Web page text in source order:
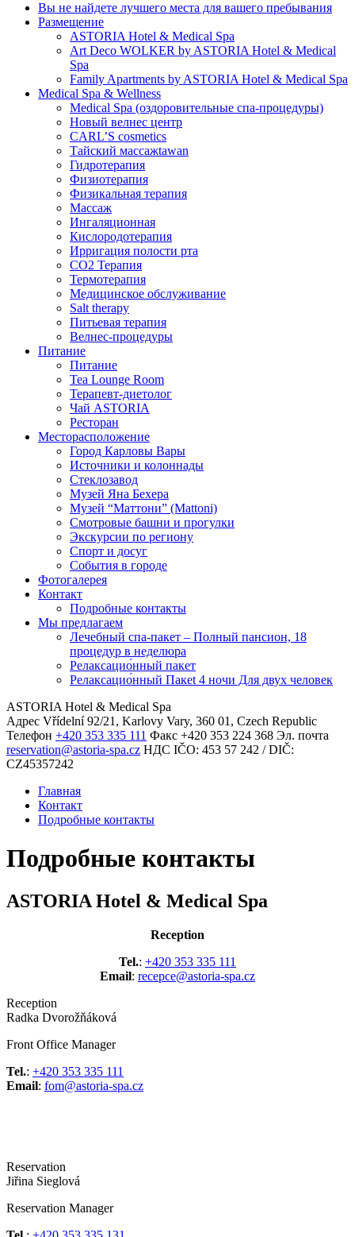
Вы не найдете лучшего места для вашего пребывания
Размещение
ASTORIA Hotel & Medical Spa
Art Deco WOLKER by ASTORIA Hotel & Medical
Spa
Family Apartments by ASTORIA Hotel & Medical Spa
Medical Spa & Wellness
Medical Spa (оздоровительные спа-процедуры)
Новый велнес центр
CARL’S cosmetics
Тайский массажtawan
Гидротерапия
Физиотерапия
Физикальная терапия
Массаж
Ингаляционная
Кислородотерапия
Ирригация полости рта
CO2 Терапия
Термотерапия
Медицинское обслуживание
Salt therapy
Питьевая терапия
Велнес-процедуры
Питание
Питание
Tea Lounge Room
Терапевт-диетолог
Чай ASTORIA
Ресторан
Месторасположение
Город Карловы Вары
Источники и колоннады
Стеклозавод
Музей Яна Бехера
Музей “Маттони” (Mattoni)
Смотровые башни и прогулки
Экскурсии по региону
Спорт и досуг
События в городе
Фотогалерея
Контакт
Подробные контакты
Мы предлагаем
Лечебный спа-пакет – Полный пансион, 18
процедур в неделюpa
Релаксацио́нный пакет
Релаксацио́нный Пакеt 4 ночи Для двух человек
ASTORIA Hotel & Medical Spa
Адрес Vřídelní 92/21, Karlovy Vary, 360 01, Czech Republic
Телефон +420 353 335 111 Факс +420 353 224 368 Эл. почта
reservation@astoria-spa.cz НДС IČO: 453 57 242 / DIČ:
CZ45357242
Главная
Контакт
Подробные контакты
Подробные контакты
ASTORIA Hotel & Medical Spa
Reception
Tel.: +420 353 335 111
Email: recepce@astoria-spa.cz
Reception
Radka Dvorožňáková
Front Office Manager
Tel.: +420 353 335 111
Email: fom@astoria-spa.cz
Reservation
Jiřina Sieglová
Reservation Manager